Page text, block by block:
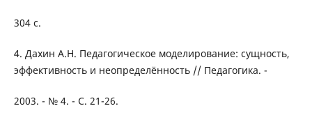
304 с.
4. Дахин А.Н. Педагогическое моделирование: сущность,
эффективность и неопределённость // Педагогика. -
2003. - № 4. - С. 21-26.